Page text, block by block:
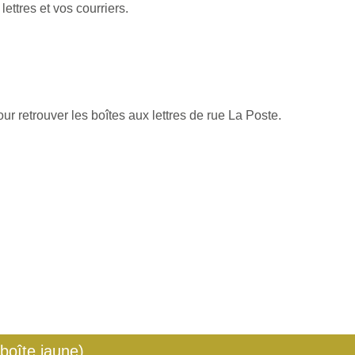
et vos courriers.
retrouver les boîtes aux lettres de rue La Poste.
jaune)